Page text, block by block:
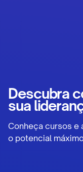
Descubra
sua
Conheça cursos e
o potencial